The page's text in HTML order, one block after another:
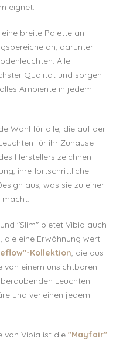
eignet.
breite Palette an
an, darunter
Alle
Qualität und sorgen
Ambiente in jedem
Wahl für alle, die auf der
für ihr Zuhause
Herstellers zeichnen
ihre fortschrittliche
aus, was sie zu einer
macht.
"Slim" bietet Vibia auch
die eine Erwähnung wert
Kollektion, die aus
von einem unsichtbaren
Leuchten
und verleihen jedem
von Vibia ist die "Mayfair"